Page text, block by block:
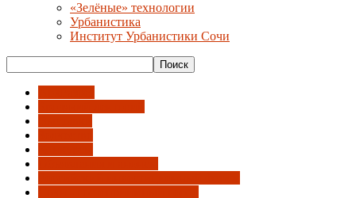
«Зелёные» технологии
Урбанистика
Институт Урбанистики Сочи